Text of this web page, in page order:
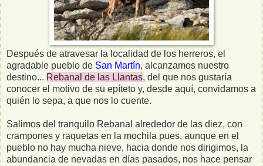
Después de atravesar la localidad de los herreros, el
agradable pueblo de San Martín, alcanzamos nuestro
destino... Rebanal de las Llantas, del que nos gustaría
conocer el motivo de su epíteto y, desde aquí, convidamos a
quién lo sepa, a que nos lo cuente.
Salimos del tranquilo Rebanal alrededor de las diez, con
crampones y raquetas en la mochila pues, aunque en el
pueblo no hay mucha nieve, hacia donde nos dirigimos, la
abundancia de nevadas en días pasados, nos hace pensar